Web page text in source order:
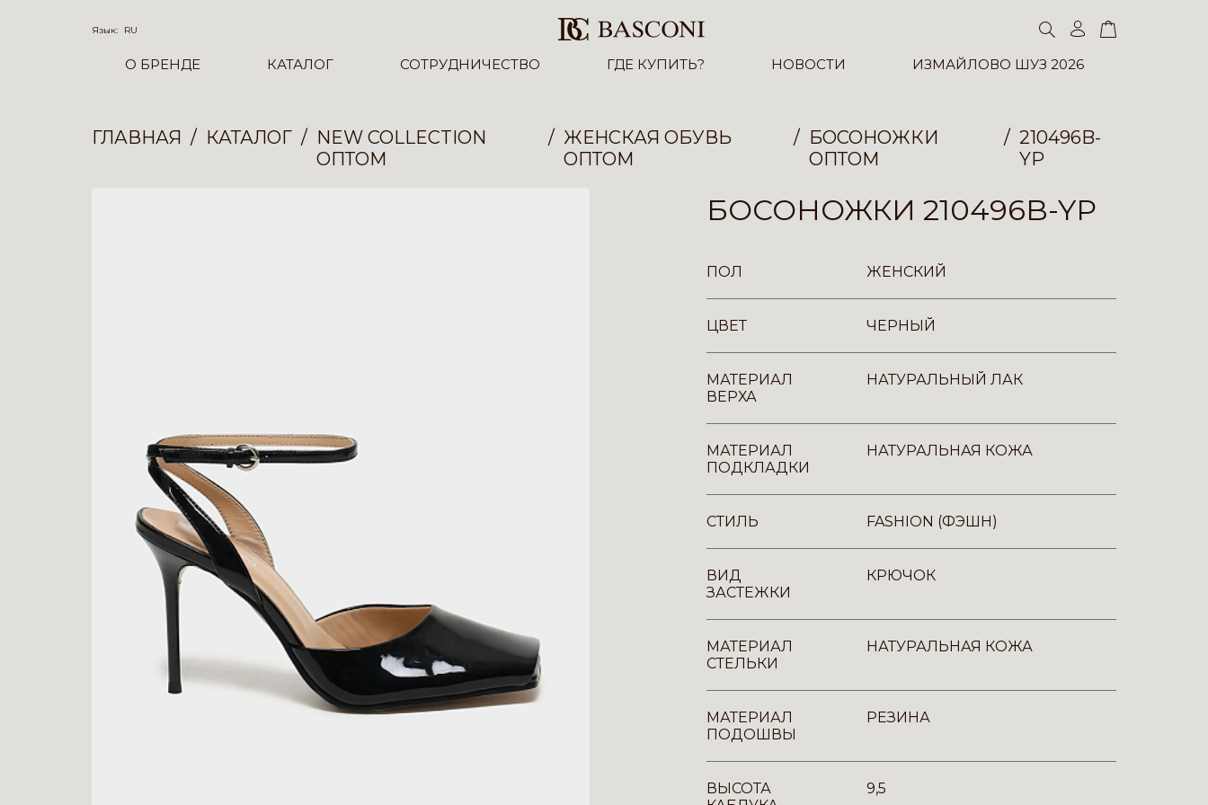
Язык: RU
О БРЕНДЕ КАТАЛОГ СОТРУДНИЧЕСТВО ГДЕ КУПИТЬ? НОВОСТИ ИЗМАЙЛОВО ШУЗ 2026
ГЛАВНАЯ КАТАЛОГ
NEW COLLECTION
ОПТОМ
ЖЕНСКАЯ ОБУВЬ
ОПТОМ
БОСОНОЖКИ
ОПТОМ
210496B-
YP
БОСОНОЖКИ 210496B-YP
ПОЛ ЖЕНСКИЙ
ЦВЕТ ЧЕРНЫЙ
МАТЕРИАЛ
ВЕРХА
НАТУРАЛЬНЫЙ ЛАК
МАТЕРИАЛ
ПОДКЛАДКИ
НАТУРАЛЬНАЯ КОЖА
СТИЛЬ FASHION (ФЭШН)
ВИД
ЗАСТЕЖКИ
КРЮЧОК
МАТЕРИАЛ
СТЕЛЬКИ
НАТУРАЛЬНАЯ КОЖА
МАТЕРИАЛ
ПОДОШВЫ
РЕЗИНА
ВЫСОТА
9,5